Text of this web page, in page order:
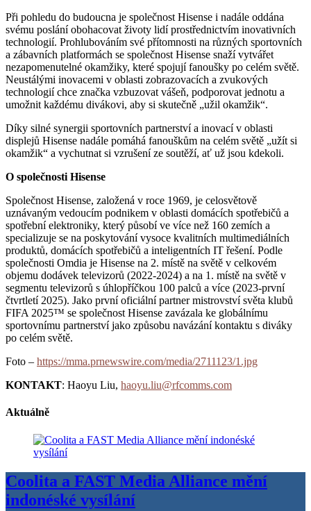
Při pohledu do budoucna je společnost Hisense i nadále oddána
svému poslání obohacovat životy lidí prostřednictvím inovativních
technologií. Prohlubováním své přítomnosti na různých sportovních
a zábavních platformách se společnost Hisense snaží vytvářet
nezapomenutelné okamžiky, které spojují fanoušky po celém světě.
Neustálými inovacemi v oblasti zobrazovacích a zvukových
technologií chce značka vzbuzovat vášeň, podporovat jednotu a
umožnit každému divákovi, aby si skutečně „užil okamžik“.
Díky silné synergii sportovních partnerství a inovací v oblasti
displejů Hisense nadále pomáhá fanouškům na celém světě „užít si
okamžik“ a vychutnat si vzrušení ze soutěží, ať už jsou kdekoli.
O společnosti Hisense
Společnost Hisense, založená v roce 1969, je celosvětově
uznávaným vedoucím podnikem v oblasti domácích spotřebičů a
spotřební elektroniky, který působí ve více než 160 zemích a
specializuje se na poskytování vysoce kvalitních multimediálních
produktů, domácích spotřebičů a inteligentních IT řešení. Podle
společnosti Omdia je Hisense na 2. místě na světě v celkovém
objemu dodávek televizorů (2022-2024) a na 1. místě na světě v
segmentu televizorů s úhlopříčkou 100 palců a více (2023-první
čtvrtletí 2025). Jako první oficiální partner mistrovství světa klubů
FIFA 2025™ se společnost Hisense zavázala ke globálnímu
sportovnímu partnerství jako způsobu navázání kontaktu s diváky
po celém světě.
Foto – https://mma.prnewswire.com/media/2711123/1.jpg
KONTAKT: Haoyu Liu, haoyu.liu@rfcomms.com
Aktuálně
Coolita a FAST Media Alliance mění
indonéské vysílání